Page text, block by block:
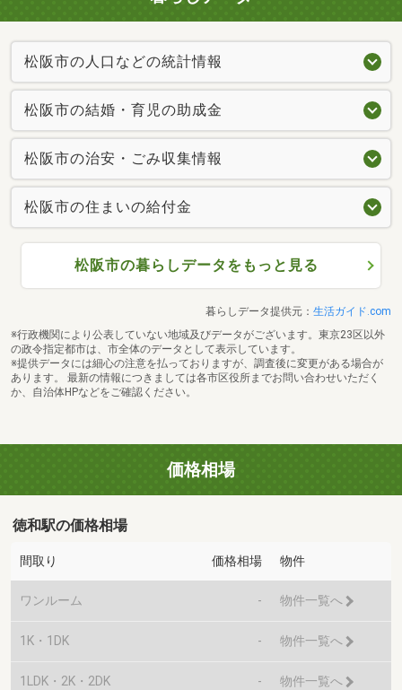
松阪市の人口などの統計情報
松阪市の結婚・育児の助成金
松阪市の治安・ごみ収集情報
松阪市の住まいの給付金
松阪市の暮らしデータをもっと見る
暮らしデータ提供元： 生活ガイド.com
※行政機関により公表していない地域及びデータがございます。東京23区以外
の政令指定都市は、市全体のデータとして表示しています。
※提供データには細心の注意を払っておりますが、調査後に変更がある場合が
あります。 最新の情報につきましては各市区役所までお問い合わせいただく
か、自治体HPなどをご確認ください。
価格相場
徳和駅の価格相場
間取り 価格相場 物件
ワンルーム - 物件一覧へ
1K・1DK - 物件一覧へ
1LDK・2K・2DK - 物件一覧へ